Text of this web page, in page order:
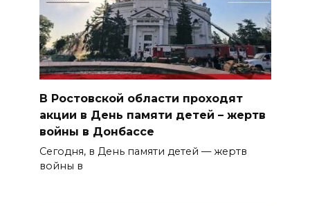
В Ростовской области проходят
акции в День памяти детей – жертв
войны в Донбассе
Сегодня, в День памяти детей — жертв
войны в